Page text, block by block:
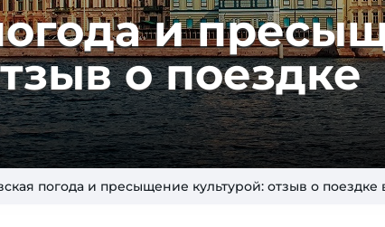
и
о по­езд­ке
погода и пресыщение культурой: отзыв о поездке